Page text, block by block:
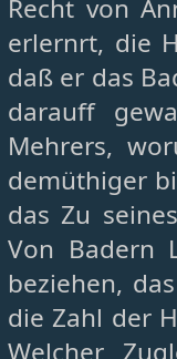
Recht von
erlernrt, die
daß er das
darauff
Mehrers,
demüthiger
das Zu
Von Badern
beziehen,
die Zahl der
Welcher